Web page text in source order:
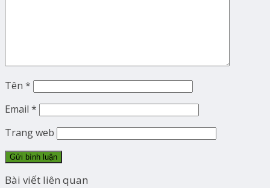
Tên *
Email *
Trang web
Bài viết liên quan